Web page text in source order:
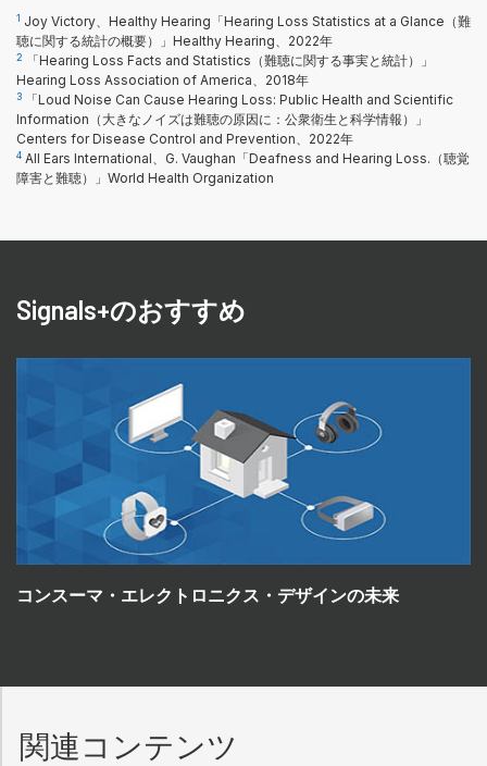
1 Joy Victory、Healthy Hearing「Hearing Loss Statistics at a Glance（難
聴に関する統計の概要）」Healthy Hearing、2022年
2
「Hearing Loss Facts and Statistics（難聴に関する事実と統計）」
Hearing Loss Association of America、2018年
3
「Loud Noise Can Cause Hearing Loss: Public Health and Scientific
Information（大きなノイズは難聴の原因に：公衆衛生と科学情報）」
Centers for Disease Control and Prevention、2022年
4 All Ears International、G. Vaughan「Deafness and Hearing Loss.（聴覚
障害と難聴）」World Health Organization
Signals+のおすすめ
コンスーマ・エレクトロニクス・デザインの未来
関連コンテンツ